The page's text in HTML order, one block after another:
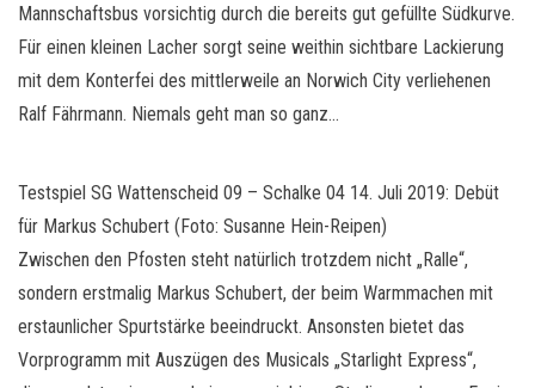
Mannschaftsbus vorsichtig durch die bereits gut gefüllte Südkurve.
Für einen kleinen Lacher sorgt seine weithin sichtbare Lackierung
mit dem Konterfei des mittlerweile an Norwich City verliehenen
Ralf Fährmann. Niemals geht man so ganz…
Testspiel SG Wattenscheid 09 – Schalke 04 14. Juli 2019: Debüt
für Markus Schubert (Foto: Susanne Hein-Reipen)
Zwischen den Pfosten steht natürlich trotzdem nicht „Ralle“,
sondern erstmalig Markus Schubert, der beim Warmmachen mit
erstaunlicher Spurtstärke beeindruckt. Ansonsten bietet das
Vorprogramm mit Auszügen des Musicals „Starlight Express“,